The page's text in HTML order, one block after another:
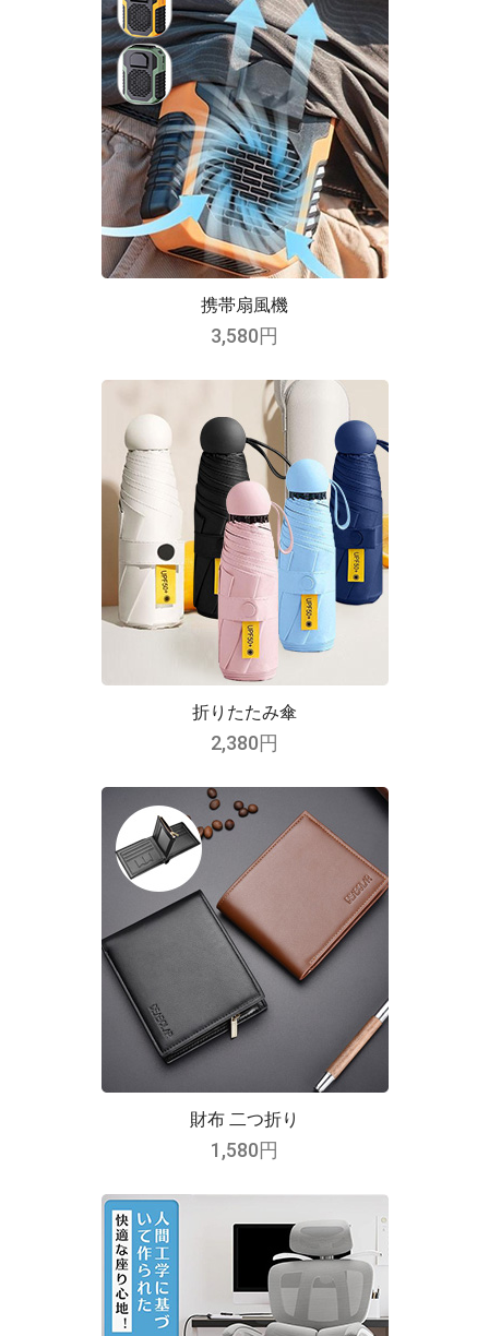
携帯扇風機
3,580円
折りたたみ傘
2,380円
財布 二つ折り
1,580円